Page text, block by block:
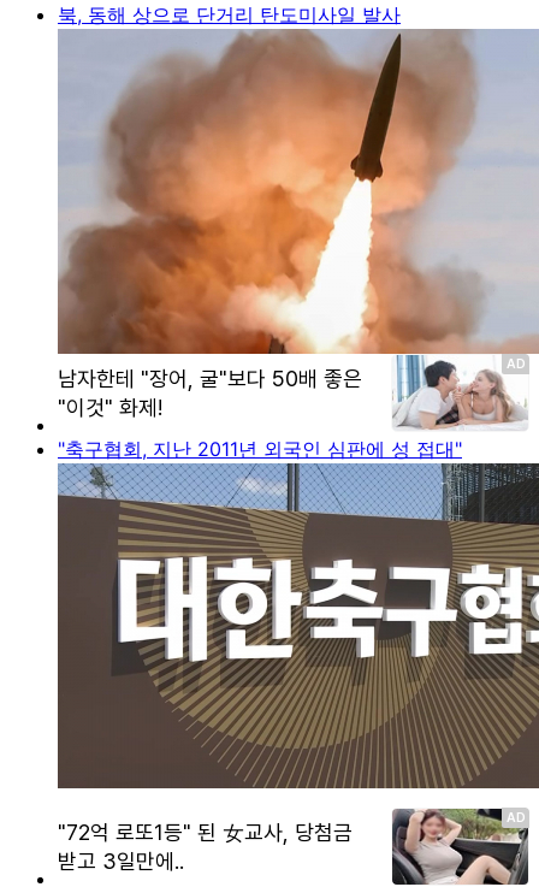
북, 동해 상으로 단거리 탄도미사일 발사
"축구협회, 지난 2011년 외국인 심판에 성 접대"